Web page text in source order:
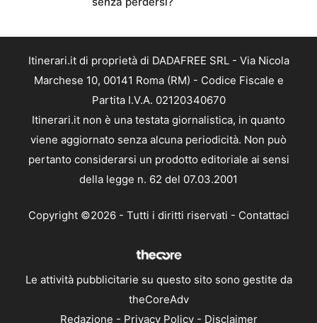
Itinerari.it di proprietà di DADAFREE SRL - Via Nicola
Marchese 10, 00141 Roma (RM) - Codice Fiscale e
Partita I.V.A. 02120340670
Itinerari.it non è una testata giornalistica, in quanto
viene aggiornato senza alcuna periodicità. Non può
pertanto considerarsi un prodotto editoriale ai sensi
della legge n. 62 del 07.03.2001
Copyright ©2026 - Tutti i diritti riservati - Contattaci
Le attività pubblicitarie su questo sito sono gestite da
theCoreAdv
Redazione - Privacy Policy- Disclaimer